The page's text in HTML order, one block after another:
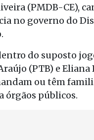
(PMDB-CE),
no governo do
do suposto
(PTB) e Eliana
ou têm
órgãos públicos.